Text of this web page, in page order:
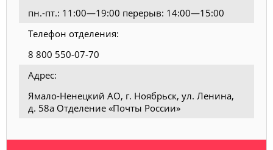
пн.-пт.: 11:00—19:00 перерыв: 14:00—15:00
Телефон отделения:
8 800 550-07-70
Адрес:
Ямало-Ненецкий АО, г. Ноябрьск, ул. Ленина,
д. 58а Отделение «Почты России»